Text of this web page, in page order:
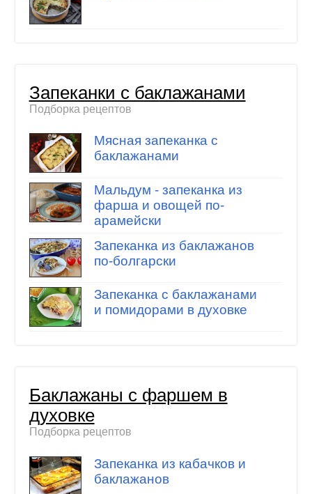
Запеканки с баклажанами
Подборка рецептов
Мясная запеканка с
баклажанами
Мальдум - запеканка из
фарша и овощей по-
арамейски
Запеканка из баклажанов
по-болгарски
Запеканка с баклажанами
и помидорами в духовке
Баклажаны с фаршем в
духовке
Подборка рецептов
Запеканка из кабачков и
баклажанов